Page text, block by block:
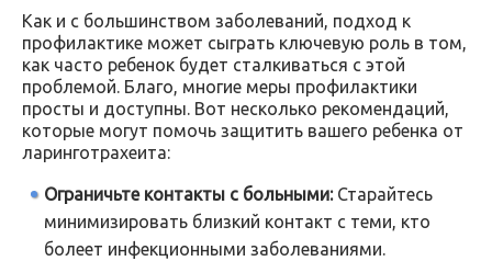
Как и с большинством заболеваний, подход к
профилактике может сыграть ключевую роль в том,
как часто ребенок будет сталкиваться с этой
проблемой. Благо, многие меры профилактики
просты и доступны. Вот несколько рекомендаций,
которые могут помочь защитить вашего ребенка от
ларинготрахеита:
Ограничьте контакты с больными:Старайтесь
минимизировать близкий контакт с теми, кто
болеет инфекционными заболеваниями.